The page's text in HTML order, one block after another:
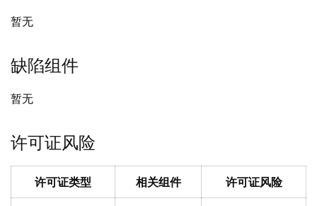
暂无
缺陷组件
暂无
许可证风险
许可证类型 相关组件 许可证风险